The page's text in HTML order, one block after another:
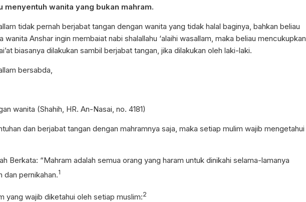
menyentuh wanita yang bukan mahram.
tidak pernah berjabat tangan dengan wanita yang tidak halal baginya, bahkan beliau
wanita Anshar ingin membaiat nabi shalallahu ‘alaihi wasallam, maka beliau mencukupkan
biasanya dilakukan sambil berjabat tangan, jika dilakukan oleh laki-laki.
bersabda,
wanita (Shahih, HR. An-Nasai, no. 4181)
dan berjabat tangan dengan mahramnya saja, maka setiap mulim wajib mengetahui
Berkata: “Mahram adalah semua orang yang haram untuk dinikahi selama-lamanya
dan pernikahan.1
yang wajib diketahui oleh setiap muslim:2